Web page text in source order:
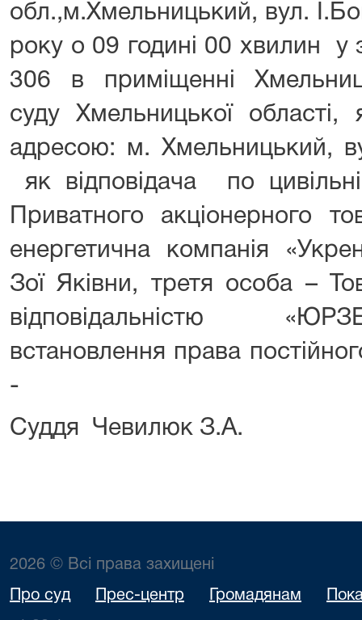
обл.,м.Хмельницький, вул.
року о 09 годині 00 хвилин у
306 в приміщенні
суду Хмельницької
адресою: м. Хмельницький,
як відповідача по
Приватного акціонерного
енергетична компанія
Зої Яківни, третя особа –
відповідальністю
встановлення права
-
Суддя Чевилюк З.А.
2026 © Всі права захищені
Про суд Прес-центр Громадянам